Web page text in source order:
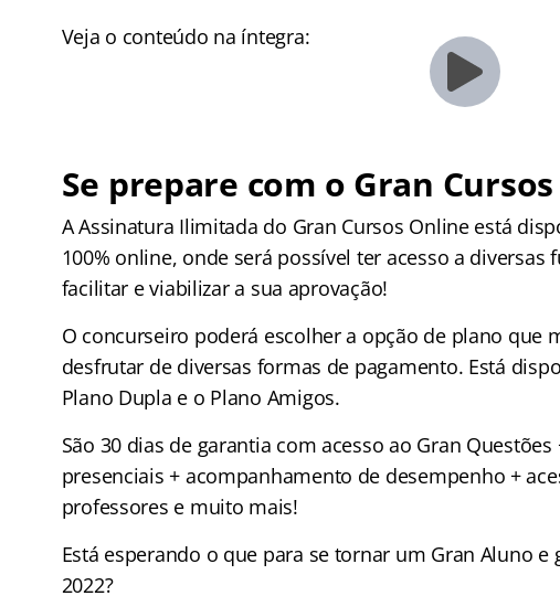
Veja o conteúdo na íntegra:
Se prepare com o Gran
A Assinatura Ilimitada do Gran Cursos Online está
100% online, onde será possível ter acesso a
facilitar e viabilizar a sua aprovação!
O concurseiro poderá escolher a opção de plano que
desfrutar de diversas formas de pagamento. Está
Plano Dupla e o Plano Amigos.
São 30 dias de garantia com acesso ao Gran
presenciais + acompanhamento de desempenho +
professores e muito mais!
Está esperando o que para se tornar um Gran Aluno
2022?